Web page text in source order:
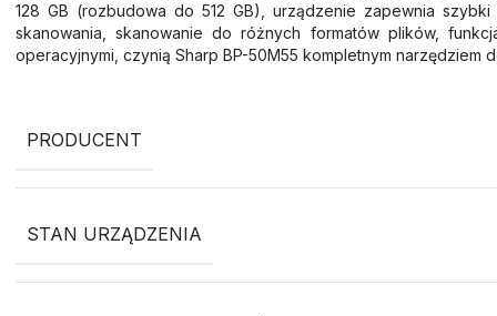
128 GB (rozbudowa do 512 GB), urządzenie zapewnia
skanowania, skanowanie do różnych formatów plików,
operacyjnymi, czynią Sharp BP-50M55 kompletnym narzędziem
PRODUCENT
STAN URZĄDZENIA